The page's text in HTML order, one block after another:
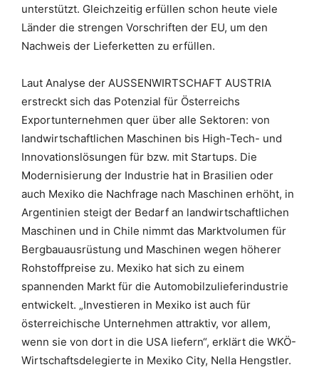
unterstützt. Gleichzeitig erfüllen schon heute viele
Länder die strengen Vorschriften der EU, um den
Nachweis der Lieferketten zu erfüllen.
Laut Analyse der AUSSENWIRTSCHAFT AUSTRIA
erstreckt sich das Potenzial für Österreichs
Exportunternehmen quer über alle Sektoren: von
landwirtschaftlichen Maschinen bis High-Tech- und
Innovationslösungen für bzw. mit Startups. Die
Modernisierung der Industrie hat in Brasilien oder
auch Mexiko die Nachfrage nach Maschinen erhöht, in
Argentinien steigt der Bedarf an landwirtschaftlichen
Maschinen und in Chile nimmt das Marktvolumen für
Bergbauausrüstung und Maschinen wegen höherer
Rohstoffpreise zu. Mexiko hat sich zu einem
spannenden Markt für die Automobilzulieferindustrie
entwickelt. „Investieren in Mexiko ist auch für
österreichische Unternehmen attraktiv, vor allem,
wenn sie von dort in die USA liefern“, erklärt die WKÖ-
Wirtschaftsdelegierte in Mexiko City, Nella Hengstler.